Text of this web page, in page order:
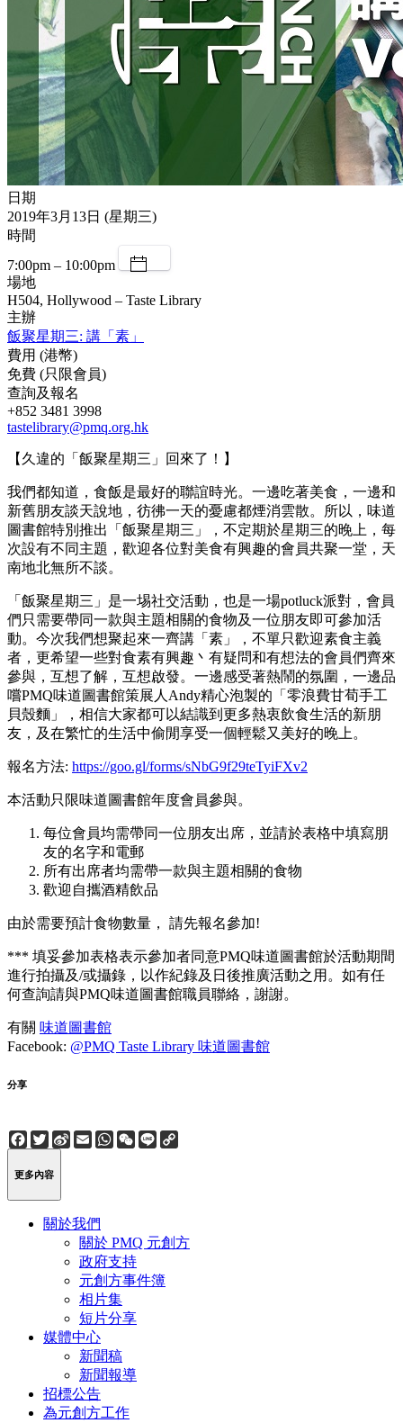
日期
2019年3月13日 (星期三)
時間
7:00pm – 10:00pm
場地
H504, Hollywood – Taste Library
主辦
飯聚星期三: 講「素」
費用 (港幣)
免費 (只限會員)
查詢及報名
+852 3481 3998
tastelibrary@pmq.org.hk
【久違的「飯聚星期三」回來了！】
我們都知道，食飯是最好的聯誼時光。一邊吃著美食，一邊和
新舊朋友談天說地，彷彿一天的憂慮都煙消雲散。所以，味道
圖書館特別推出「飯聚星期三」，不定期於星期三的晚上，每
次設有不同主題，歡迎各位對美食有興趣的會員共聚一堂，天
南地北無所不談。
「飯聚星期三」是一埸社交活動，也是一場potluck派對，會員
們只需要帶同一款與主題相關的食物及一位朋友即可參加活
動。今次我們想聚起來一齊講「素」，不單只歡迎素食主義
者，更希望一些對食素有興趣丶有疑問和有想法的會員們齊來
參與，互想了解，互想啟發。一邊感受著熱鬧的氛圍，一邊品
嚐PMQ味道圖書館策展人Andy精心泡製的「零浪費甘荀手工
貝殼麵」，相信大家都可以結識到更多熱衷飲食生活的新朋
友，及在繁忙的生活中偷閒享受一個輕鬆又美好的晚上。
報名方法: https://goo.gl/forms/sNbG9f29teTyiFXv2
本活動只限味道圖書館年度會員參與。
每位會員均需帶同一位朋友出席，並請於表格中填寫朋
友的名字和電郵
所有出席者均需帶一款與主題相關的食物
歡迎自攜酒精飲品
由於需要預計食物數量， 請先報名參加!
*** 填妥參加表格表示參加者同意PMQ味道圖書館於活動期間
進行拍攝及/或攝錄，以作紀錄及日後推廣活動之用。如有任
何查詢請與PMQ味道圖書館職員聯絡，謝謝。
有關 味道圖書館
Facebook: @PMQ Taste Library 味道圖書館
分享
Facebook
Twitter
Sina
Weibo
EmailWhatsApp
WeChat
Line
更多內容
關於我們
關於 PMQ 元創方
政府支持
元創方事件簿
相片集
短片分享
媒體中心
新聞稿
新聞報導
招標公告
為元創方工作